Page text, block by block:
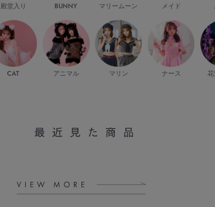
殿堂入り
CAT
BUNNY
アニマル
マリームーン
マリン
メイド
ナース 花